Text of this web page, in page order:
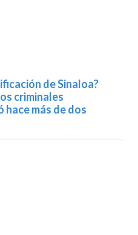
de Sinaloa?
criminales
hace más de dos